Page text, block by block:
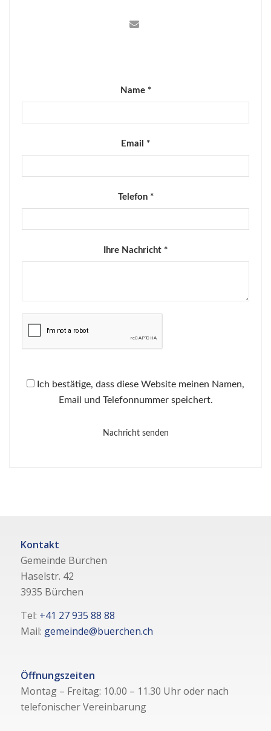
Name *
Email *
Telefon *
Ihre Nachricht *
Ich bestätige, dass diese Website meinen Namen,
Email und Telefonnummer speichert.
Nachricht senden
Kontakt
Gemeinde Bürchen
Haselstr. 42
3935 Bürchen
Tel: +41 27 935 88 88
Mail: gemeinde@buerchen.ch
Öffnungszeiten
Montag – Freitag: 10.00 – 11.30 Uhr oder nach
telefonischer Vereinbarung